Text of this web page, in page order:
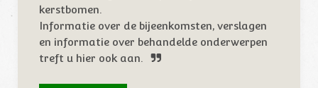
kerstbomen.
Informatie over de bijeenkomsten, verslagen
en informatie over behandelde onderwerpen
treft u hier ook aan.